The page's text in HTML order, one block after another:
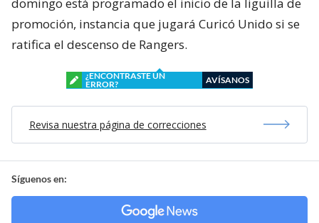
promoción, instancia que jugará Curicó Unido si se
ratifica el descenso de Rangers.
¿ENCONTRASTE UN
ERROR?
AVÍSANOS
Revisa nuestra página de correcciones
Síguenos en: